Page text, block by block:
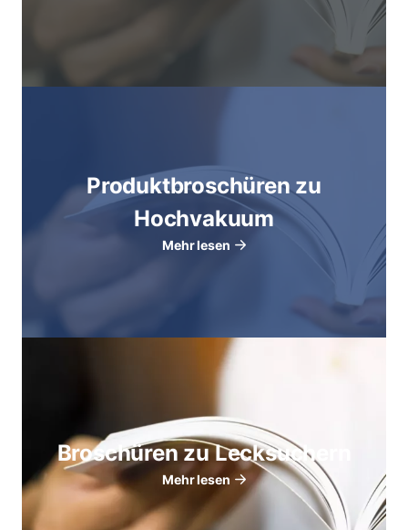
Produktbroschüren zu
Hochvakuum
Mehr lesen
Broschüren zu Lecksuchern
Mehr lesen